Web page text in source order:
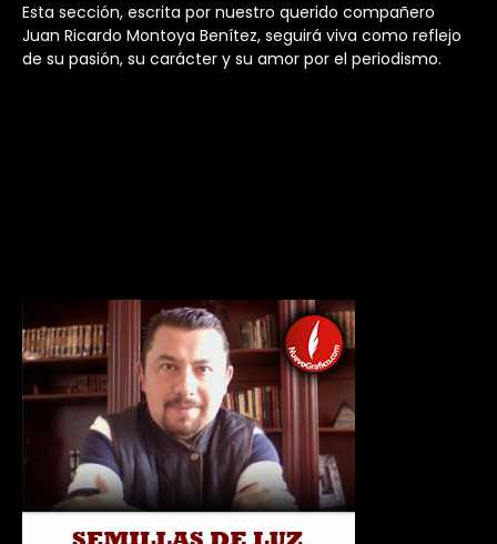
Esta sección, escrita por nuestro querido compañero
Juan Ricardo Montoya Benítez, seguirá viva como reflejo
de su pasión, su carácter y su amor por el periodismo.